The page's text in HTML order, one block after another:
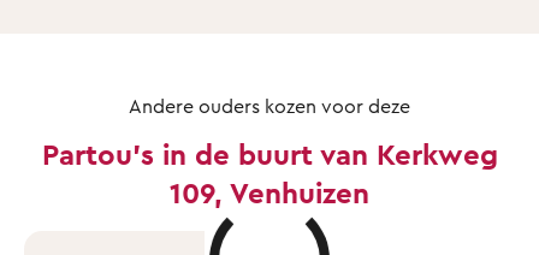
Andere ouders kozen voor deze
Partou's in de buurt van Kerkweg
109, Venhuizen